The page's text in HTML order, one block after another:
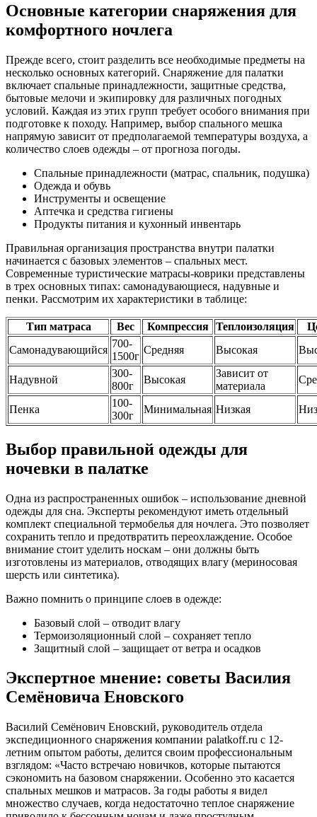
Основные категории снаряжения для
комфортного ночлега
Прежде всего, стоит разделить все необходимые предметы на
несколько основных категорий. Снаряжение для палатки
включает спальные принадлежности, защитные средства,
бытовые мелочи и экипировку для различных погодных
условий. Каждая из этих групп требует особого внимания при
подготовке к походу. Например, выбор спального мешка
напрямую зависит от предполагаемой температуры воздуха, а
количество слоев одежды – от прогноза погоды.
Спальные принадлежности (матрас, спальник, подушка)
Одежда и обувь
Инструменты и освещение
Аптечка и средства гигиены
Продукты питания и кухонный инвентарь
Правильная организация пространства внутри палатки
начинается с базовых элементов – спальных мест.
Современные туристические матрасы-коврики представлены
в трех основных типах: самонадувающиеся, надувные и
пенки. Рассмотрим их характеристики в таблице:
Тип матраса Вес Компрессия Теплоизоляция
Самонадувающийся
700-
1500г
Средняя Высокая
Надувной
300-
800г
Высокая
Зависит от
материала
Пенка
100-
300г
Минимальная Низкая
Выбор правильной одежды для
ночевки в палатке
Одна из распространенных ошибок – использование дневной
одежды для сна. Эксперты рекомендуют иметь отдельный
комплект специальной термобелья для ночлега. Это позволяет
сохранить тепло и предотвратить переохлаждение. Особое
внимание стоит уделить носкам – они должны быть
изготовлены из материалов, отводящих влагу (мериносовая
шерсть или синтетика).
Важно помнить о принципе слоев в одежде:
Базовый слой – отводит влагу
Термоизоляционный слой – сохраняет тепло
Защитный слой – защищает от ветра и осадков
Экспертное мнение: советы Василия
Семёновича Еновского
Василий Семёнович Еновский, руководитель отдела
экспедиционного снаряжения компании palatkoff.ru с 12-
летним опытом работы, делится своим профессиональным
взглядом: «Часто встречаю новичков, которые пытаются
сэкономить на базовом снаряжении. Особенно это касается
спальных мешков и матрасов. За годы работы я видел
множество случаев, когда недостаточно теплое снаряжение